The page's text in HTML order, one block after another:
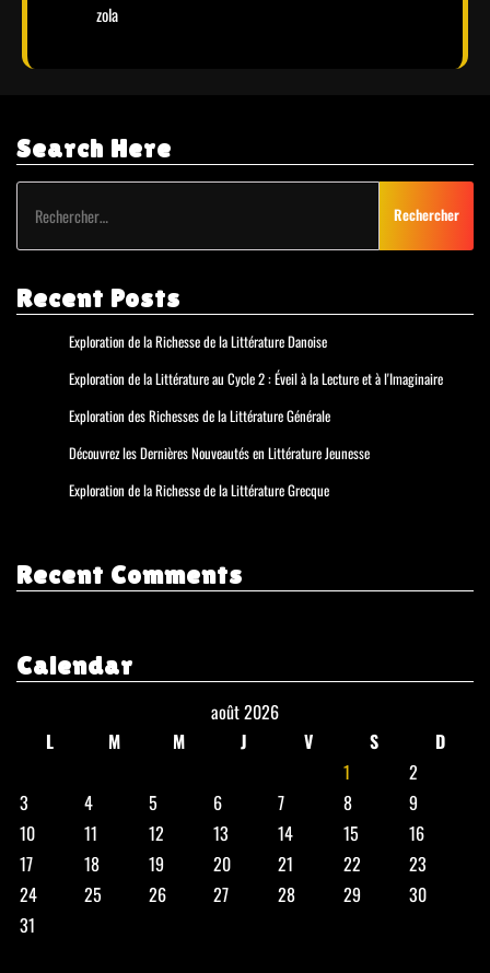
zola
Search Here
Rechercher :
Recent Posts
Exploration de la Richesse de la Littérature Danoise
Exploration de la Littérature au Cycle 2 : Éveil à la Lecture et à l'Imaginaire
Exploration des Richesses de la Littérature Générale
Découvrez les Dernières Nouveautés en Littérature Jeunesse
Exploration de la Richesse de la Littérature Grecque
Recent Comments
Calendar
août 2026
L
M M J V S
D
1
2
3
4 5 6 7 8
9
10
11 12 13 14 15
16
17
18 19 20 21 22
23
24
25 26 27 28 29
30
31